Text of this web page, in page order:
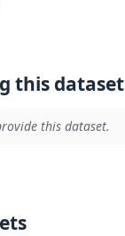
this dataset
this dataset.